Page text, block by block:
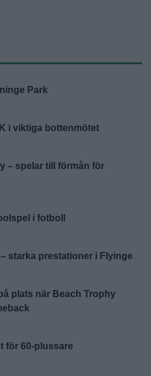
Park
i viktiga bottenmötet
– spelar till förmån för
i fotboll
starka prestationer i Flyinge
plats när Beach Trophy
för 60-plussare